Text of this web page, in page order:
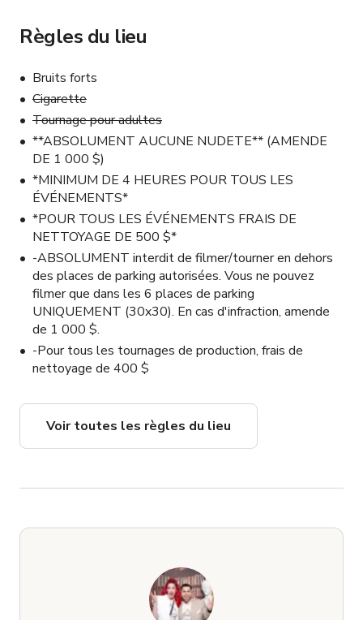
Règles du lieu
Bruits forts
Cigarette
Tournage pour adultes
**ABSOLUMENT AUCUNE NUDETE** (AMENDE
DE 1 000 $)
*MINIMUM DE 4 HEURES POUR TOUS LES
ÉVÉNEMENTS*
*POUR TOUS LES ÉVÉNEMENTS FRAIS DE
NETTOYAGE DE 500 $*
-ABSOLUMENT interdit de filmer/tourner en dehors
des places de parking autorisées. Vous ne pouvez
filmer que dans les 6 places de parking
UNIQUEMENT (30x30). En cas d'infraction, amende
de 1 000 $.
-Pour tous les tournages de production, frais de
nettoyage de 400 $
Voir toutes les règles du lieu